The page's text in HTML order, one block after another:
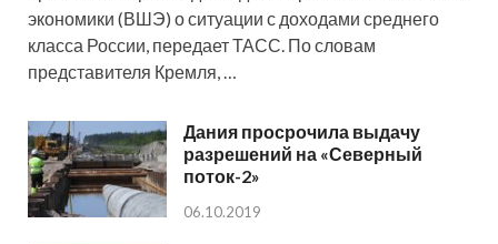
экономики (ВШЭ) о ситуации с доходами среднего
класса России, передает ТАСС. По словам
представителя Кремля, …
Дания просрочила выдачу
разрешений на «Северный
поток-2»
06.10.2019